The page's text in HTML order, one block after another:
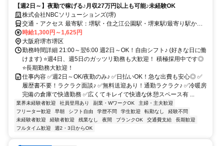
【週2日～】夜勤で稼げる♪月収27万円以上も可能♪未経験OK
株式会社NBCソリューションズ(堺)
交通・アクセス 最寄駅：堺駅・住之江公園駅・堺東駅/最寄り駅から
無料送迎あり(応相談)
時給1,300円～1,625円
大阪府堺市堺区
勤務時間詳細 21:00～翌6:00 週2日～OK！自由シフト♪ (好きな日に働
けます) ⭐週4日、週5日のガッツリ勤務も大歓迎！ 積極採用中です◎
⭐長期勤務大歓迎！
仕事内容 ✅週2日～OK/夜勤のみ♪ ✅日払いOK！急な出費も安心◎ ✅
履歴書不要！ラクラク面談♪ ✅無料送迎あり！通勤ラクラク♪ ✅冷暖房
完備の倉庫で快適勤務 ✅広くてキレイで快適な休憩スペース有 ...
業界未経験者歓迎 社員登用あり 副業・WワークOK
主婦・主夫歓迎
フリーター歓迎
早朝 シフト自由 学歴不問 学生歓迎 転勤なし
経験不問
未経験者歓迎
経験者歓迎 残業なし 夜間 ブランクOK 交通費支給
長期歓迎
フルタイム歓迎
週2・3日からOK